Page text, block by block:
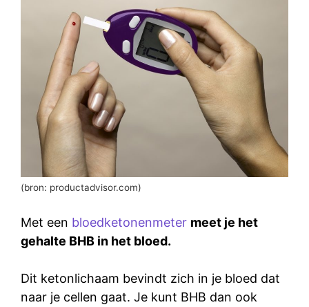
(bron: productadvisor.com)
Met een bloedketonenmeter meet je het
gehalte BHB in het bloed.
Dit ketonlichaam bevindt zich in je bloed dat
naar je cellen gaat. Je kunt BHB dan ook